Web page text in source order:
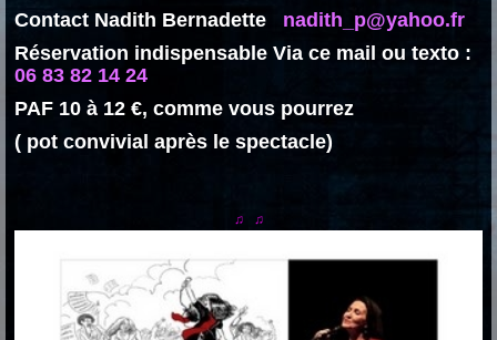
Contact Nadith Bernadette nadith_p@yahoo.fr
Réservation indispensable Via ce mail ou texto :
06 83 82 14 24
PAF 10 à 12 €, comme vous pourrez
( pot convivial après le spectacle)
♫ ♫